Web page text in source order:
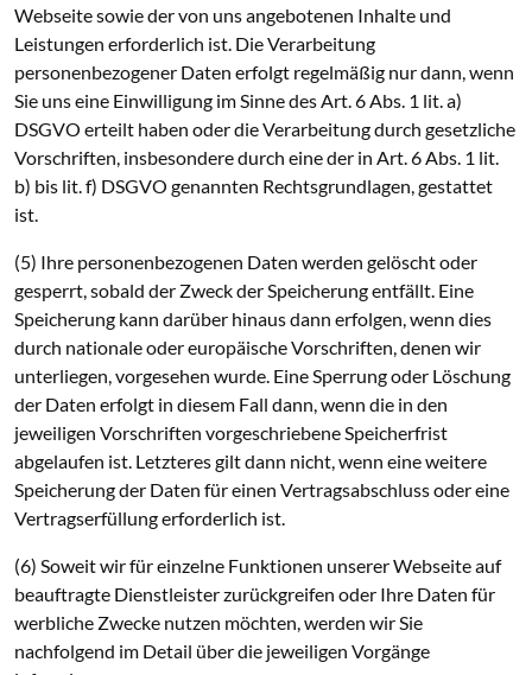
Webseite sowie der von uns angebotenen Inhalte und
Leistungen erforderlich ist. Die Verarbeitung
personenbezogener Daten erfolgt regelmäßig nur dann, wenn
Sie uns eine Einwilligung im Sinne des Art. 6 Abs. 1 lit. a)
DSGVO erteilt haben oder die Verarbeitung durch gesetzliche
Vorschriften, insbesondere durch eine der in Art. 6 Abs. 1 lit.
b) bis lit. f) DSGVO genannten Rechtsgrundlagen, gestattet
ist.
(5) Ihre personenbezogenen Daten werden gelöscht oder
gesperrt, sobald der Zweck der Speicherung entfällt. Eine
Speicherung kann darüber hinaus dann erfolgen, wenn dies
durch nationale oder europäische Vorschriften, denen wir
unterliegen, vorgesehen wurde. Eine Sperrung oder Löschung
der Daten erfolgt in diesem Fall dann, wenn die in den
jeweiligen Vorschriften vorgeschriebene Speicherfrist
abgelaufen ist. Letzteres gilt dann nicht, wenn eine weitere
Speicherung der Daten für einen Vertragsabschluss oder eine
Vertragserfüllung erforderlich ist.
(6) Soweit wir für einzelne Funktionen unserer Webseite auf
beauftragte Dienstleister zurückgreifen oder Ihre Daten für
werbliche Zwecke nutzen möchten, werden wir Sie
nachfolgend im Detail über die jeweiligen Vorgänge